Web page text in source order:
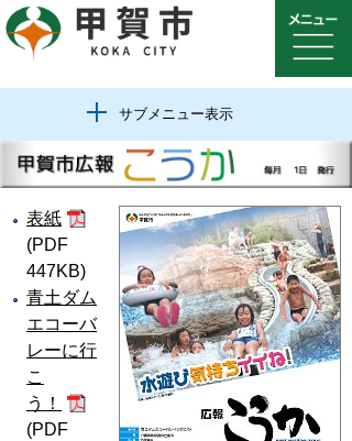
サブメニュー表示
表紙
(PDF
447KB)
青土ダム
エコーバ
レーに行
こ
う！
(PDF